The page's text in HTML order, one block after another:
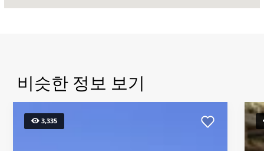
비슷한 정보 보기
3,335